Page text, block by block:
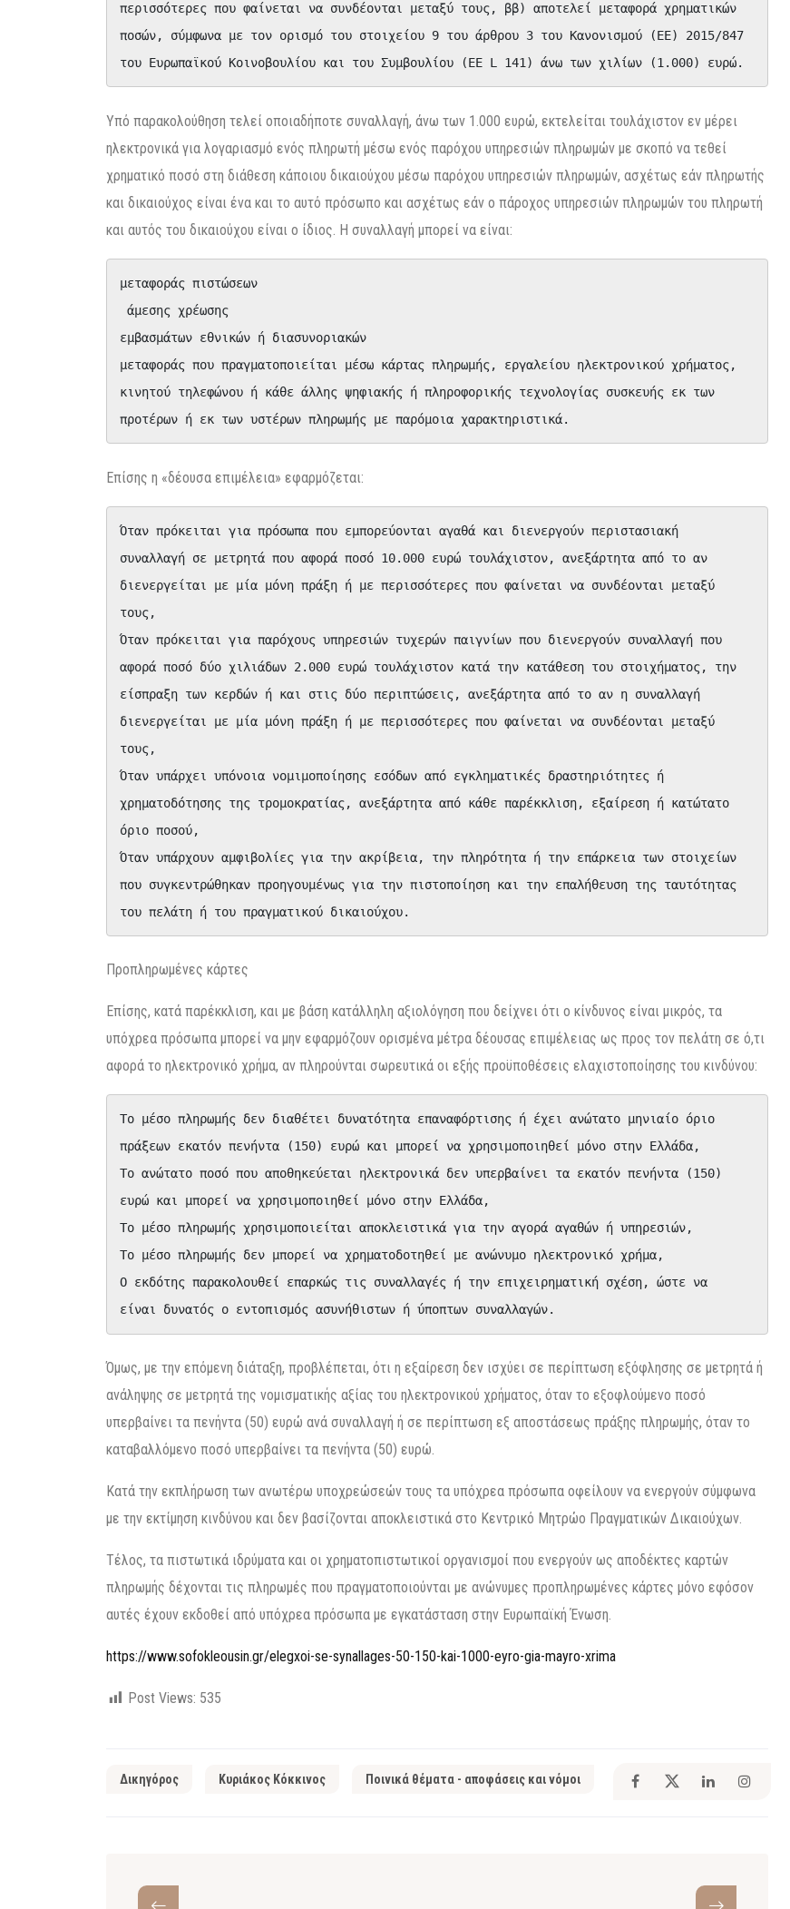
περισσότερες που φαίνεται να συνδέονται μεταξύ τους, ββ) αποτελεί μεταφορά χρηματικών
ποσών, σύμφωνα με τον ορισμό του στοιχείου 9 του άρθρου 3 του Κανονισμού (ΕΕ) 2015/847
του Ευρωπαϊκού Κοινοβουλίου και του Συμβουλίου (ΕΕ L 141) άνω των χιλίων (1.000) ευρώ.
Υπό παρακολούθηση τελεί οποιαδήποτε συναλλαγή, άνω των 1.000 ευρώ, εκτελείται τουλάχιστον εν μέρει
ηλεκτρονικά για λογαριασμό ενός πληρωτή μέσω ενός παρόχου υπηρεσιών πληρωμών με σκοπό να τεθεί
χρηματικό ποσό στη διάθεση κάποιου δικαιούχου μέσω παρόχου υπηρεσιών πληρωμών, ασχέτως εάν πληρωτής
και δικαιούχος είναι ένα και το αυτό πρόσωπο και ασχέτως εάν ο πάροχος υπηρεσιών πληρωμών του πληρωτή
και αυτός του δικαιούχου είναι ο ίδιος. Η συναλλαγή μπορεί να είναι:
μεταφοράς πιστώσεων
εμβασμάτων εθνικών ή διασυνοριακών
μεταφοράς που πραγματοποιείται μέσω κάρτας πληρωμής, εργαλείου ηλεκτρονικού χρήματος,
κινητού τηλεφώνου ή κάθε άλλης ψηφιακής ή πληροφορικής τεχνολογίας συσκευής εκ των
προτέρων ή εκ των υστέρων πληρωμής με παρόμοια χαρακτηριστικά.
Επίσης η «δέουσα επιμέλεια» εφαρμόζεται:
Όταν πρόκειται για πρόσωπα που εμπορεύονται αγαθά και διενεργούν περιστασιακή
συναλλαγή σε μετρητά που αφορά ποσό 10.000 ευρώ τουλάχιστον, ανεξάρτητα από το αν
διενεργείται με μία μόνη πράξη ή με περισσότερες που φαίνεται να συνδέονται μεταξύ
τους,
Όταν πρόκειται για παρόχους υπηρεσιών τυχερών παιγνίων που διενεργούν συναλλαγή που
αφορά ποσό δύο χιλιάδων 2.000 ευρώ τουλάχιστον κατά την κατάθεση του στοιχήματος, την
είσπραξη των κερδών ή και στις δύο περιπτώσεις, ανεξάρτητα από το αν η συναλλαγή
διενεργείται με μία μόνη πράξη ή με περισσότερες που φαίνεται να συνδέονται μεταξύ
τους,
Όταν υπάρχει υπόνοια νομιμοποίησης εσόδων από εγκληματικές δραστηριότητες ή
χρηματοδότησης της τρομοκρατίας, ανεξάρτητα από κάθε παρέκκλιση, εξαίρεση ή κατώτατο
όριο ποσού,
Όταν υπάρχουν αμφιβολίες για την ακρίβεια, την πληρότητα ή την επάρκεια των στοιχείων
που συγκεντρώθηκαν προηγουμένως για την πιστοποίηση και την επαλήθευση της ταυτότητας
του πελάτη ή του πραγματικού δικαιούχου.
Προπληρωμένες κάρτες
Επίσης, κατά παρέκκλιση, και με βάση κατάλληλη αξιολόγηση που δείχνει ότι ο κίνδυνος είναι μικρός, τα
υπόχρεα πρόσωπα μπορεί να μην εφαρμόζουν ορισμένα μέτρα δέουσας επιμέλειας ως προς τον πελάτη σε ό,τι
αφορά το ηλεκτρονικό χρήμα, αν πληρούνται σωρευτικά οι εξής προϋποθέσεις ελαχιστοποίησης του κινδύνου:
Το μέσο πληρωμής δεν διαθέτει δυνατότητα επαναφόρτισης ή έχει ανώτατο μηνιαίο όριο
πράξεων εκατόν πενήντα (150) ευρώ και μπορεί να χρησιμοποιηθεί μόνο στην Ελλάδα,
Το ανώτατο ποσό που αποθηκεύεται ηλεκτρονικά δεν υπερβαίνει τα εκατόν πενήντα (150)
ευρώ και μπορεί να χρησιμοποιηθεί μόνο στην Ελλάδα,
Το μέσο πληρωμής χρησιμοποιείται αποκλειστικά για την αγορά αγαθών ή υπηρεσιών,
Το μέσο πληρωμής δεν μπορεί να χρηματοδοτηθεί με ανώνυμο ηλεκτρονικό χρήμα,
Ο εκδότης παρακολουθεί επαρκώς τις συναλλαγές ή την επιχειρηματική σχέση, ώστε να
είναι δυνατός ο εντοπισμός ασυνήθιστων ή ύποπτων συναλλαγών.
Όμως, με την επόμενη διάταξη, προβλέπεται, ότι η εξαίρεση δεν ισχύει σε περίπτωση εξόφλησης σε μετρητά ή
ανάληψης σε μετρητά της νομισματικής αξίας του ηλεκτρονικού χρήματος, όταν το εξοφλούμενο ποσό
υπερβαίνει τα πενήντα (50) ευρώ ανά συναλλαγή ή σε περίπτωση εξ αποστάσεως πράξης πληρωμής, όταν το
καταβαλλόμενο ποσό υπερβαίνει τα πενήντα (50) ευρώ.
Κατά την εκπλήρωση των ανωτέρω υποχρεώσεών τους τα υπόχρεα πρόσωπα οφείλουν να ενεργούν σύμφωνα
με την εκτίμηση κινδύνου και δεν βασίζονται αποκλειστικά στο Κεντρικό Μητρώο Πραγματικών Δικαιούχων.
Τέλος, τα πιστωτικά ιδρύματα και οι χρηματοπιστωτικοί οργανισμοί που ενεργούν ως αποδέκτες καρτών
πληρωμής δέχονται τις πληρωμές που πραγματοποιούνται με ανώνυμες προπληρωμένες κάρτες μόνο εφόσον
αυτές έχουν εκδοθεί από υπόχρεα πρόσωπα με εγκατάσταση στην Ευρωπαϊκή Ένωση.
https://www.sofokleousin.gr/elegxoi-se-synallages-50-150-kai-1000-eyro-gia-mayro-xrima
Post Views: 535
Δικηγόρος Κυριάκος Κόκκινος Ποινικά θέματα - αποφάσεις και νόμοι